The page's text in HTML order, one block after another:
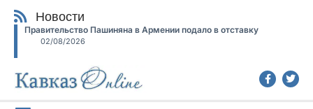
Новости
Правительство Пашиняна в Армении подало в отставку
02/08/2026